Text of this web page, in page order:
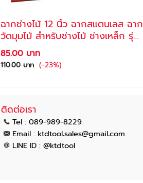
ฉากช่างไม้ 12 นิ้ว ฉากสแตนเลส ฉาก
วัดมุมไม้ สำหรับช่างไม้ ช่างเหล็ก รุ่น
LR-40 /ALLWAYS
85.00 บาท
110.00 บาท (-23%)
ติดต่อเรา
Tel : 089-989-8229
Email : ktdtool.sales@gmail.com
LINE ID : @ktdtool